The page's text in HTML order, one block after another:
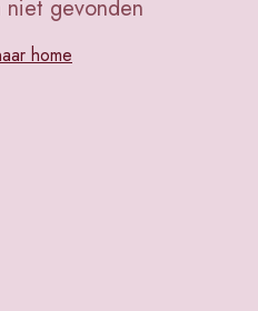
niet gevonden
home